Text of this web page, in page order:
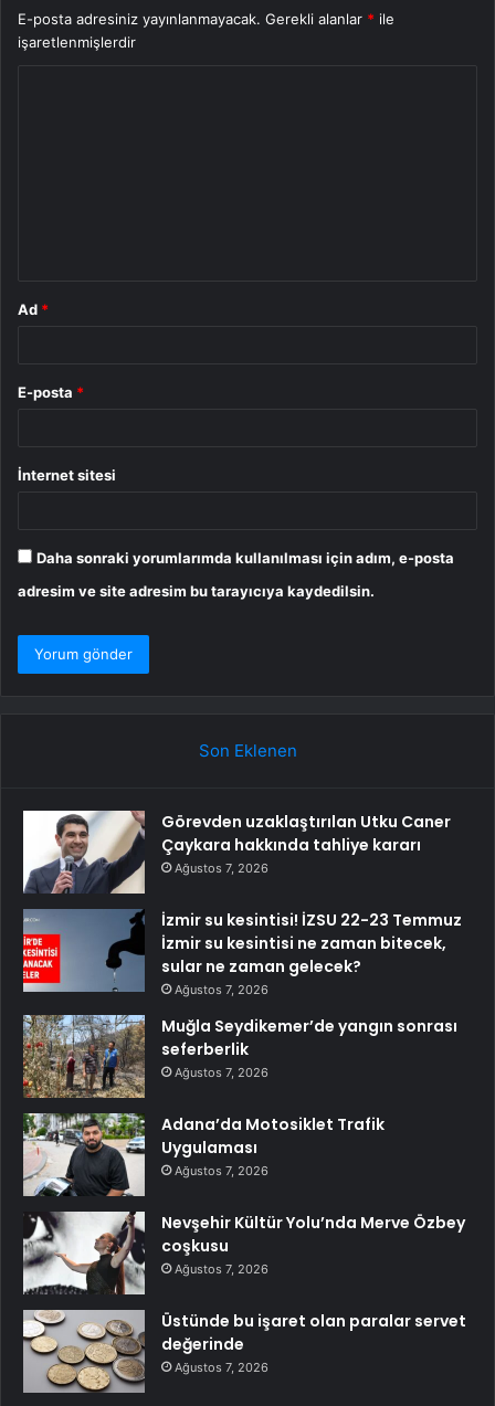
E-posta adresiniz yayınlanmayacak. Gerekli alanlar * ile
işaretlenmişlerdir
Ad *
E-posta *
İnternet sitesi
Daha sonraki yorumlarımda kullanılması için adım, e-posta
adresim ve site adresim bu tarayıcıya kaydedilsin.
Son Eklenen
Görevden uzaklaştırılan Utku Caner
Çaykara hakkında tahliye kararı
Ağustos 7, 2026
İzmir su kesintisi! İZSU 22-23 Temmuz
İzmir su kesintisi ne zaman bitecek,
sular ne zaman gelecek?
Ağustos 7, 2026
Muğla Seydikemer’de yangın sonrası
seferberlik
Ağustos 7, 2026
Adana’da Motosiklet Trafik
Uygulaması
Ağustos 7, 2026
Nevşehir Kültür Yolu’nda Merve Özbey
coşkusu
Ağustos 7, 2026
Üstünde bu işaret olan paralar servet
değerinde
Ağustos 7, 2026